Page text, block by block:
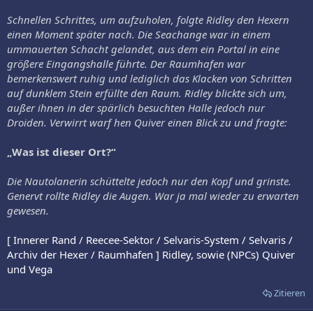
Schnellen Schrittes, um aufzuholen, folgte Ridley den Hexern
einen Moment später nach. Die Seachange war in einem
ummauerten Schacht gelandet, aus dem ein Portal in eine
größere Eingangshalle führte. Der Raumhafen war
bemerkenswert ruhig und lediglich das Klacken von Schritten
auf dunklem Stein erfüllte den Raum. Ridley blickte sich um,
außer ihnen in der spärlich besuchten Halle jedoch nur
Droiden. Verwirrt warf hen Quiver einen Blick zu und fragte:
„Was ist dieser Ort?“
Die Nautolanerin schüttelte jedoch nur den Kopf und grinste.
Genervt rollte Ridley die Augen. War ja mal wieder zu erwarten
gewesen.
[ Innerer Rand / Reecee-Sektor / Selvaris-System / Selvaris /
Archiv der Hexer / Raumhafen ] Ridley, sowie (NPCs) Quiver
und Vega
Zitieren